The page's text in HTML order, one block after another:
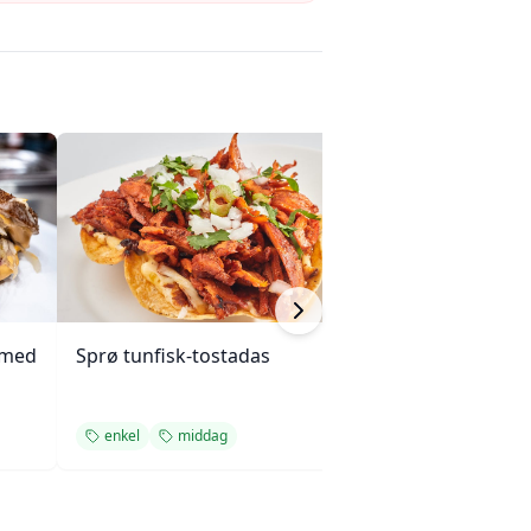
Sprø tunfisk-tostadas
enkel middag